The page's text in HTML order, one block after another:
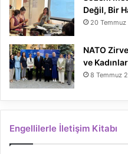
Değil, Bir
20
NATO
ve
8 Temmuz
Engellilerle İletişim Kitabı